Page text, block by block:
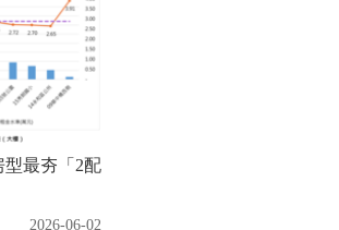
最夯「2配
2026-06-02